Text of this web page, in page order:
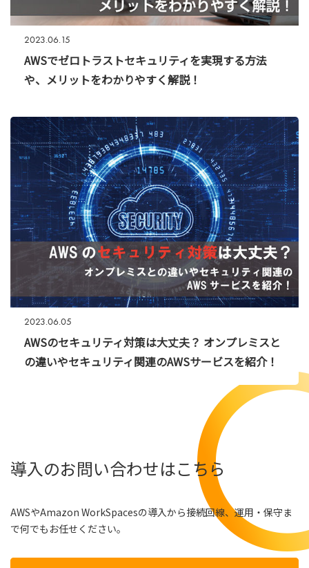
2023.06.15
AWSでゼロトラストセキュリティを実現する方法
や、メリットをわかりやすく解説！
2023.06.05
AWSのセキュリティ対策は大丈夫？ オンプレミスと
の違いやセキュリティ関連のAWSサービスを紹介！
導入のお問い合わせはこちら
AWSやAmazon WorkSpacesの導入から接続回線、運用・保守ま
で何でもお任せください。